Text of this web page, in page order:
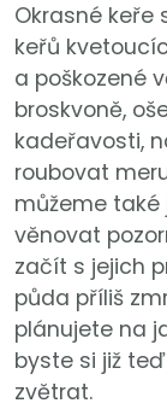
Okrasné keře
keřů
a poškozené
broskvoně,
kadeřavosti,
roubovat
můžeme také
věnovat
začít s jejich
půda příliš
plánujete na
byste si již
zvětrat.